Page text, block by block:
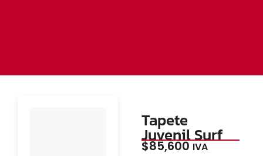
Tapete
Juvenil Surf
$85,600 IVA